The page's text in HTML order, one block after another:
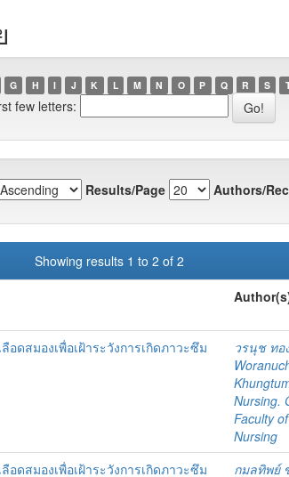
G H I J K L M N O P Q R S
few letters:
Results/Page Authors/
Showing results 1 to 2 of 2
ดสมองเพื่อเฝ้าระวังการเกิดภาวะซึม
วรนุช ทอ
Nursing.
Faculty
Nursing
ดสมองเพื่อเฝ้าระวังการเกิดภาวะซึม กมลทิพย์